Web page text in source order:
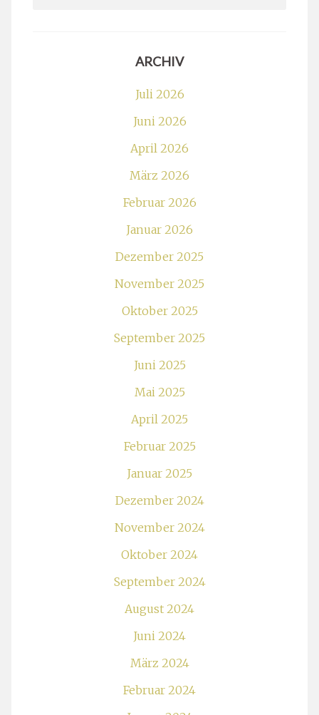
ARCHIV
Juli 2026
Juni 2026
April 2026
März 2026
Februar 2026
Januar 2026
Dezember 2025
November 2025
Oktober 2025
September 2025
Juni 2025
Mai 2025
April 2025
Februar 2025
Januar 2025
Dezember 2024
November 2024
Oktober 2024
September 2024
August 2024
Juni 2024
März 2024
Februar 2024